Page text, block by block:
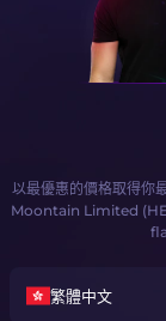
以最優惠的價格取得你
Moontain Limited
繁體中文